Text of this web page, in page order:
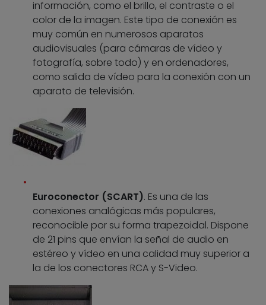
información, como el brillo, el contraste o el
color de la imagen. Este tipo de conexión es
muy común en numerosos aparatos
audiovisuales (para cámaras de vídeo y
fotografía, sobre todo) y en ordenadores,
como salida de vídeo para la conexión con un
aparato de televisión.
Euroconector (SCART). Es una de las
conexiones analógicas más populares,
reconocible por su forma trapezoidal. Dispone
de 21 pins que envían la señal de audio en
estéreo y vídeo en una calidad muy superior a
la de los conectores RCA y S-Video.